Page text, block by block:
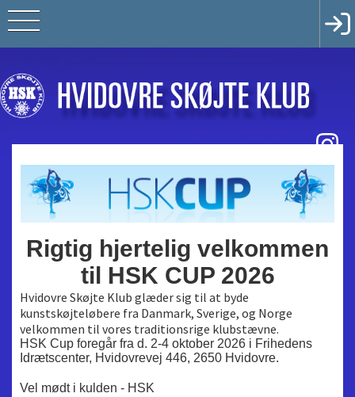
Rigtig hjertelig velkommen
til HSK CUP 2026
Hvidovre Skøjte Klub glæder sig til at byde
kunstskøjteløbere fra Danmark, Sverige, og Norge
velkommen til vores traditionsrige klubstævne.
HSK Cup foregår fra d. 2-4 oktober 2026 i Frihedens
Idrætscenter, Hvidovrevej 446, 2650 Hvidovre.
Vel mødt i kulden - HSK